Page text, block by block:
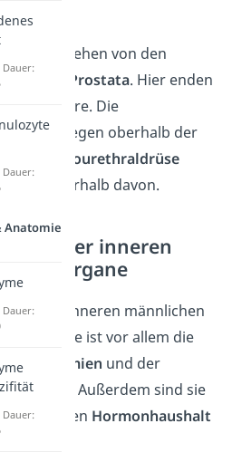
gehen von den
zur
Prostata. Hier enden
Harnröhre. Die
liegen oberhalb der
Bulbourethraldrüse
sich unterhalb davon.
der inneren
der inneren männlichen
ist vor allem die
der Spermien und der
. Außerdem sind sie
für den Hormonhaushalt
Dauer:
Dauer:
Anatomie
Dauer:
Dauer: